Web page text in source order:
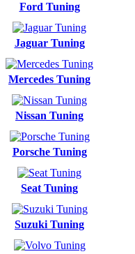
Ford Tuning
Jaguar Tuning
Mercedes Tuning
Nissan Tuning
Porsche Tuning
Seat Tuning
Suzuki Tuning